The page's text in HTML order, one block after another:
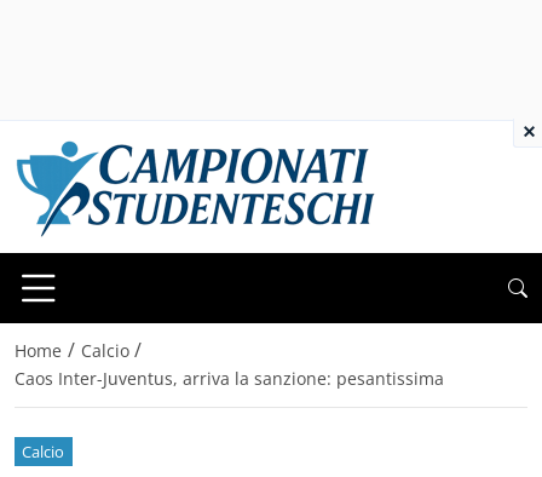
Home / Calcio /
Caos Inter-Juventus, arriva la sanzione: pesantissima
Calcio
×